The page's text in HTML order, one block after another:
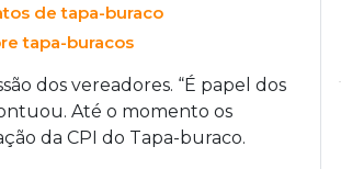
de tapa-buraco
tapa-buracos
dos vereadores. “É papel dos
Até o momento os
da CPI do Tapa-buraco.